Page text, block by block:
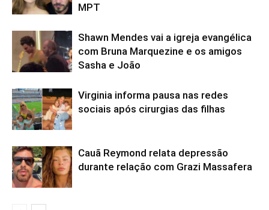
MPT
Shawn Mendes vai a igreja evangélica
com Bruna Marquezine e os amigos
Sasha e João
Virginia informa pausa nas redes
sociais após cirurgias das filhas
Cauã Reymond relata depressão
durante relação com Grazi Massafera